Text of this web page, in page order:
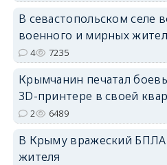
В севастопольском селе
военного и мирных
4 7235
Крымчанин печатал
3D-принтере в своей
2 6489
В Крыму вражеский
жителя